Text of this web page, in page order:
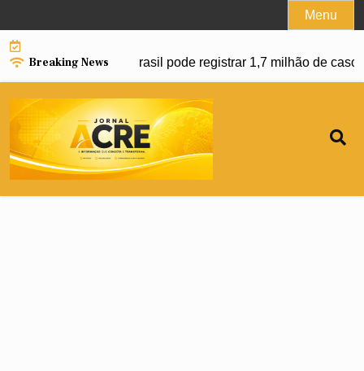
to
content
Menu
Breaking News
da dengue e Brasil pode registrar 1,7 milhão de casos